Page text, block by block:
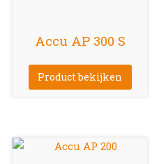
Accu AP 300 S
Product bekijken